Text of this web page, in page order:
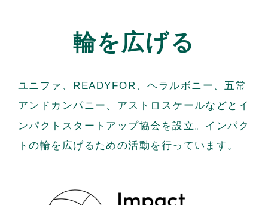
輪を広げる
ユニファ、READYFOR、ヘラルボニー、五常
アンドカンパニー、アストロスケールなどとイ
ンパクトスタートアップ協会を設立。インパク
トの輪を広げるための活動を行っています。